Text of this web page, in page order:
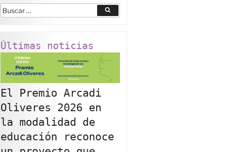
Buscar
por:
Buscar
Últimas noticias
El Premio Arcadi
Oliveres 2026 en
la modalidad de
educación reconoce